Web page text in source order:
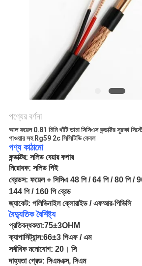
পণ্যের বর্ণনা
আল ফয়েল 0.81 মিমি খাঁটি তামা সিসিএস কন্ডাক্টর সুরক্ষা
পাওয়ার সহ Rg59 2c সিসিটিভি কেবল
পণ্য কাঠামো
কন্ডাক্টর: সলিড বেয়ার কপার
নিরোধক: সলিড পিই
ব্রেডস: ফয়েল+ সিসিএ 48 পি / 64 পি / 80 পি /
144 পি / 160 পি ব্রেড
জ্যাকেট: পলিভিনাইল ক্লোরাইড/ এফআর-পিভিসি
বৈদ্যুতিক বৈশিষ্ট্য
প্রতিবন্ধকতা:75±3OHM
ক্যাপাসিট্যান্স:66±3 পিএফ / এম
সর্বাধিক মনোযোগ: 20। সি
দাহ্যতা গ্রেড: সিএমএক্স, সিএম